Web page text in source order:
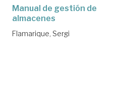
Manual de gestión de
almacenes
Flamarique, Sergi